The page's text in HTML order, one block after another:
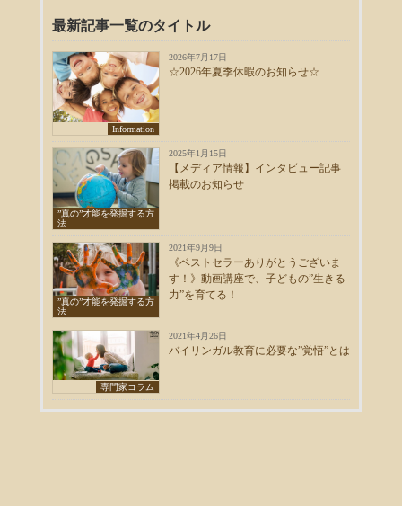
最新記事一覧のタイトル
Information
2026年7月17日
☆2026年夏季休暇のお知らせ☆
”真の”才能を発掘する方
法
2025年1月15日
【メディア情報】インタビュー記事
掲載のお知らせ
”真の”才能を発掘する方
法
2021年9月9日
《ベストセラーありがとうございま
す！》動画講座で、子どもの”生きる
力”を育てる！
専門家コラム
2021年4月26日
バイリンガル教育に必要な”覚悟”とは